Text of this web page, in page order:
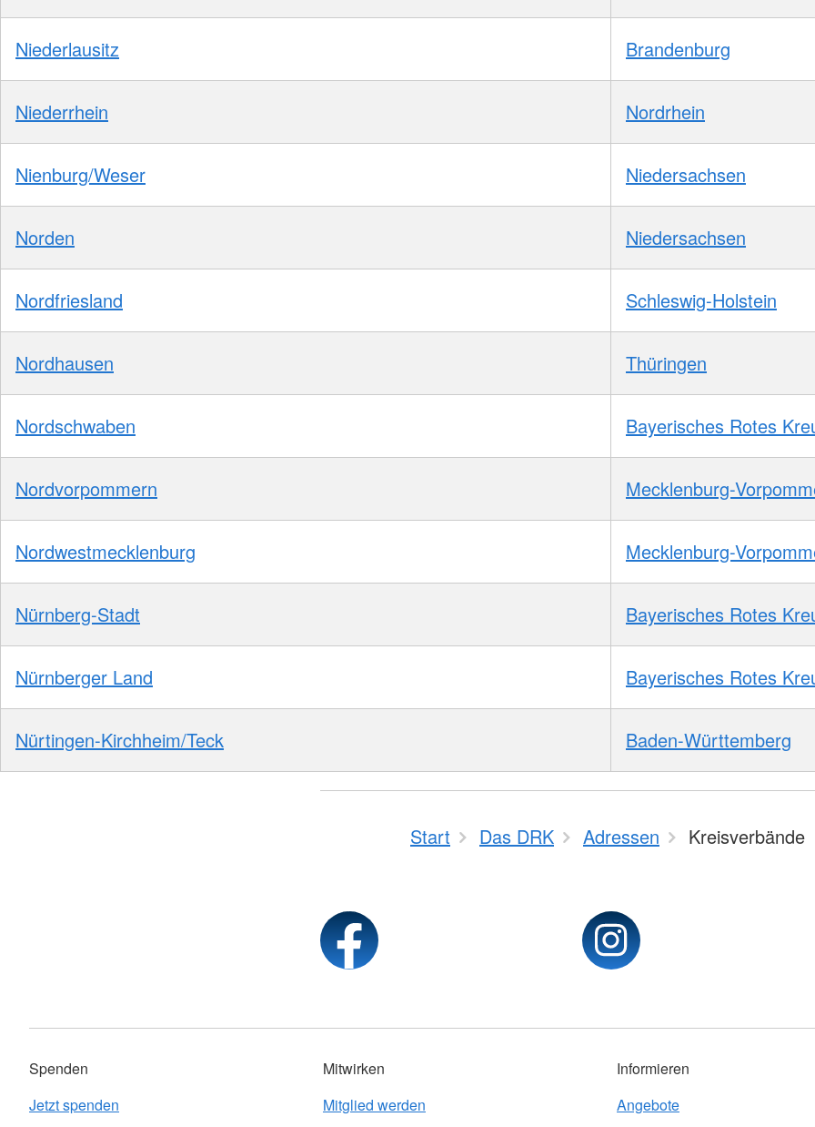
Niederlausitz Brandenburg
Niederrhein Nordrhein
Nienburg/Weser Niedersachsen
Norden Niedersachsen
Nordfriesland Schleswig-Holstein
Nordhausen Thüringen
Nordschwaben Bayerisches Rotes
Nordvorpommern Mecklenburg-
Nordwestmecklenburg Mecklenburg-
Nürnberg-Stadt Bayerisches Rotes
Nürnberger Land Bayerisches Rotes
Nürtingen-Kirchheim/Teck Baden-Württemberg
Start Das DRK Adressen Kreisverbände
Spenden
Jetzt spenden
Mitwirken
Mitglied werden
Informieren
Angebote